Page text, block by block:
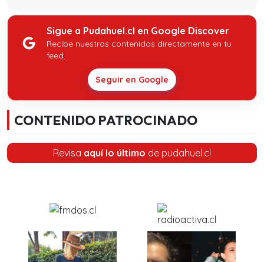
Sigue a Pudahuel.cl en Google Discover
Recibe nuestros contenidos directamente en tu
feed.
Seguir en Google
CONTENIDO PATROCINADO
Revisa aquí lo último de pudahuel.cl